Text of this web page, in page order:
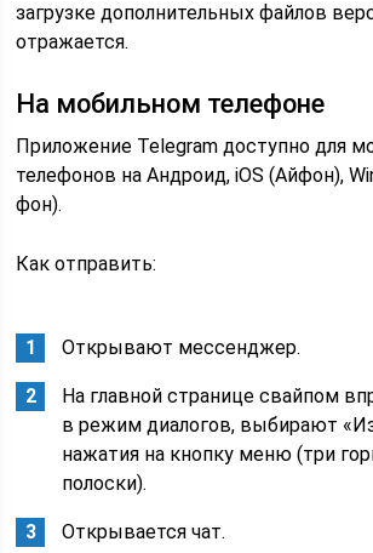
загрузке дополнительных файлов
отражается.
На мобильном телефоне
Приложение Telegram доступно для
телефонов на Андроид, iOS (Айфон),
фон).
Как отправить:
Открывают мессенджер.
На главной странице свайпом
в режим диалогов, выбирают
нажатия на кнопку меню (три
полоски).
Открывается чат.